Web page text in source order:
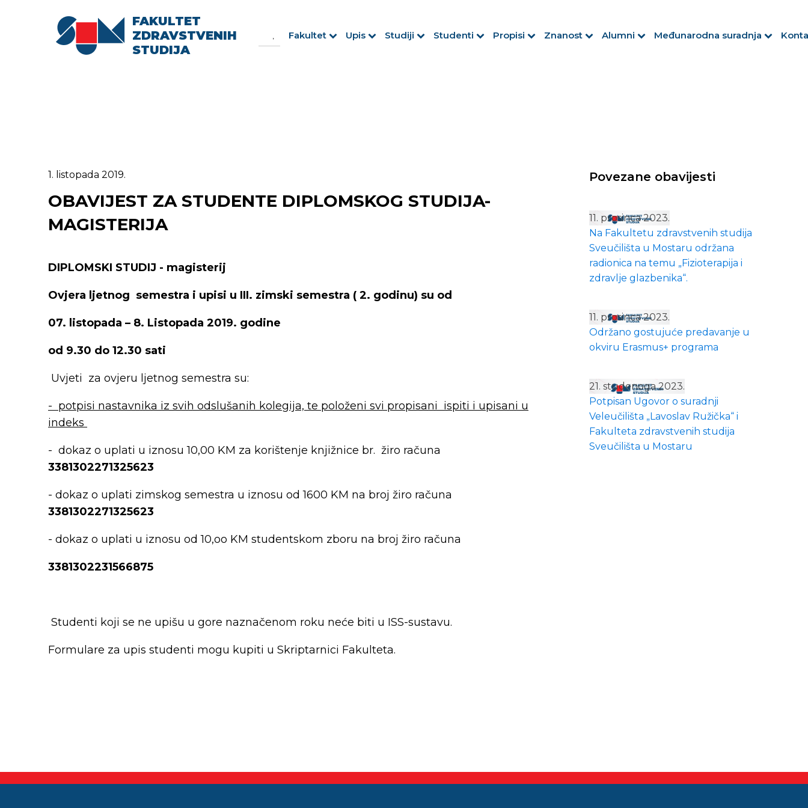
FAKULTET
ZDRAVSTVENIH
STUDIJA
for:
Fakultet Upis Studiji Studenti Propisi Znanost Alumni Međunarodna suradnja
1. listopada 2019.
OBAVIJEST ZA STUDENTE DIPLOMSKOG STUDIJA-
MAGISTERIJA
DIPLOMSKI STUDIJ - magisterij
Ovjera ljetnog semestra i upisi u III. zimski semestra ( 2. godinu) su od
07. listopada – 8. Listopada 2019. godine
od 9.30 do 12.30 sati
Uvjeti za ovjeru ljetnog semestra su:
- potpisi nastavnika iz svih odslušanih kolegija, te položeni svi propisani ispiti i upisani u
indeks
- dokaz o uplati u iznosu 10,00 KM za korištenje knjižnice br. žiro računa
3381302271325623
- dokaz o uplati zimskog semestra u iznosu od 1600 KM na broj žiro računa
3381302271325623
- dokaz o uplati u iznosu od 10,oo KM studentskom zboru na broj žiro računa
3381302231566875
Studenti koji se ne upišu u gore naznačenom roku neće biti u ISS-sustavu.
Formulare za upis studenti mogu kupiti u Skriptarnici Fakulteta.
Povezane obavijesti
11. prosinca 2023.
Na Fakultetu zdravstvenih studija
Sveučilišta u Mostaru održana
radionica na temu „Fizioterapija i
zdravlje glazbenika“.
11. prosinca 2023.
Održano gostujuće predavanje u
okviru Erasmus+ programa
21. studenoga 2023.
Potpisan Ugovor o suradnji
Veleučilišta „Lavoslav Ružička“ i
Fakulteta zdravstvenih studija
Sveučilišta u Mostaru